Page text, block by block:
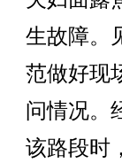
生故障。
范做好现
问情况。
该路段时